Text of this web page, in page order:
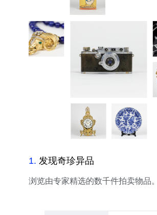
1. 发现奇珍异品
浏览由专家精选的数千件拍卖物品。